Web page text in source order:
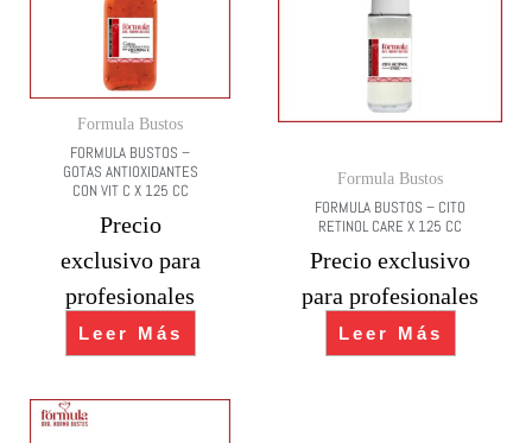
Formula Bustos
FORMULA BUSTOS –
GOTAS ANTIOXIDANTES
CON VIT C X 125 CC
Precio
exclusivo para
profesionales
Leer Más
Formula Bustos
FORMULA BUSTOS – CITO
RETINOL CARE X 125 CC
Precio exclusivo
para profesionales
Leer Más